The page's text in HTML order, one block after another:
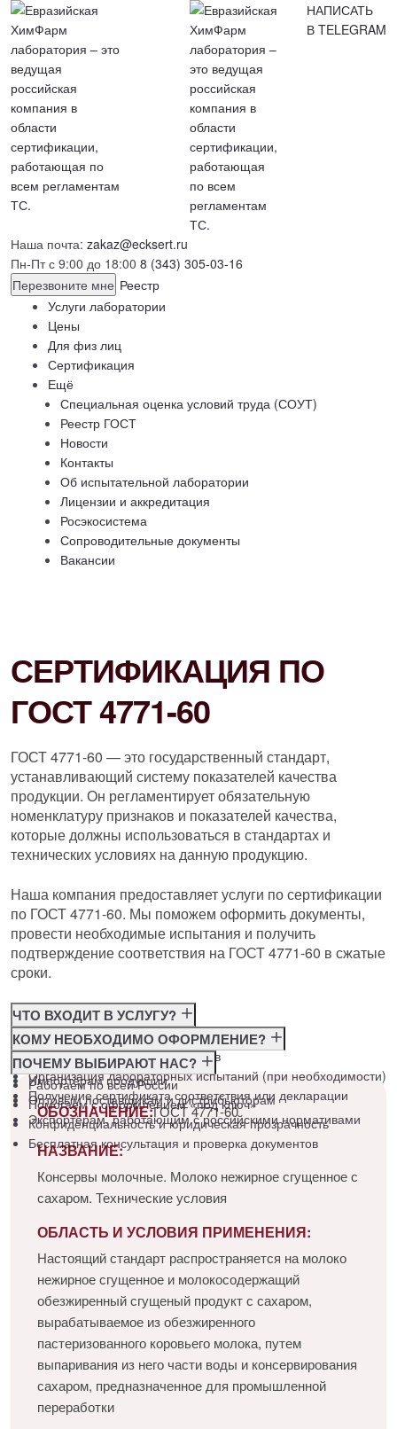
НАПИСАТЬ
В TELEGRAM
Наша почта: zakaz@ecksert.ru
Пн-Пт с 9:00 до 18:00 8 (343) 305-03-16
Перезвоните мне Реестр
Услуги лаборатории
Цены
Для физ лиц
Сертификация
Ещё
Специальная оценка условий труда (СОУТ)
Реестр ГОСТ
Новости
Контакты
Об испытательной лаборатории
Лицензии и аккредитация
Росэкосистема
Сопроводительные документы
Вакансии
СЕРТИФИКАЦИЯ ПО
ГОСТ 4771-60
ГОСТ 4771-60 — это государственный стандарт,
устанавливающий систему показателей качества
продукции. Он регламентирует обязательную
номенклатуру признаков и показателей качества,
которые должны использоваться в стандартах и
технических условиях на данную продукцию.
Наша компания предоставляет услуги по сертификации
по ГОСТ 4771-60. Мы поможем оформить документы,
провести необходимые испытания и получить
подтверждение соответствия на ГОСТ 4771-60 в сжатые
сроки.
ЧТО ВХОДИТ В УСЛУГУ?
Консультация по требованиям ГОСТ
Подготовка и подача документов
Организация лабораторных испытаний (при необходимости)
Получение сертификата соответствия или декларации
КОМУ НЕОБХОДИМО ОФОРМЛЕНИЕ?
Производителям
Импортёрам продукции
Оптовым поставщикам и дистрибьюторам
Экспортёрам, работающим с российскими нормативами
ПОЧЕМУ ВЫБИРАЮТ НАС?
Работаем по всей России
Помогаем с оформлением «под ключ»
Конфиденциальность и юридическая прозрачность
Бесплатная консультация и проверка документов
ОБОЗНАЧЕНИЕ:ГОСТ 4771-60
НАЗВАНИЕ:
Консервы молочные. Молоко нежирное сгущенное с
сахаром. Технические условия
ОБЛАСТЬ И УСЛОВИЯ ПРИМЕНЕНИЯ:
Настоящий стандарт распространяется на молоко
нежирное сгущенное и молокосодержащий
обезжиренный сгущеный продукт с сахаром,
вырабатываемое из обезжиренного
пастеризованного коровьего молока, путем
выпаривания из него части воды и консервирования
сахаром, предназначенное для промышленной
переработки